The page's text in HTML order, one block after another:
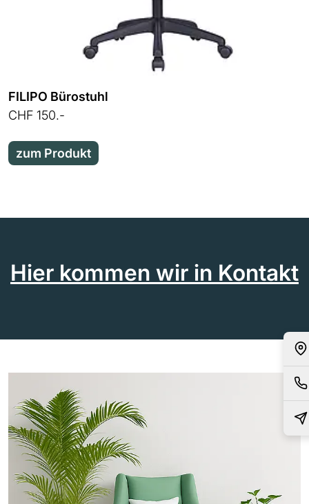
FILIPO Bürostuhl
CHF 150.-
zum Produkt
Hier kommen wir in Kontakt